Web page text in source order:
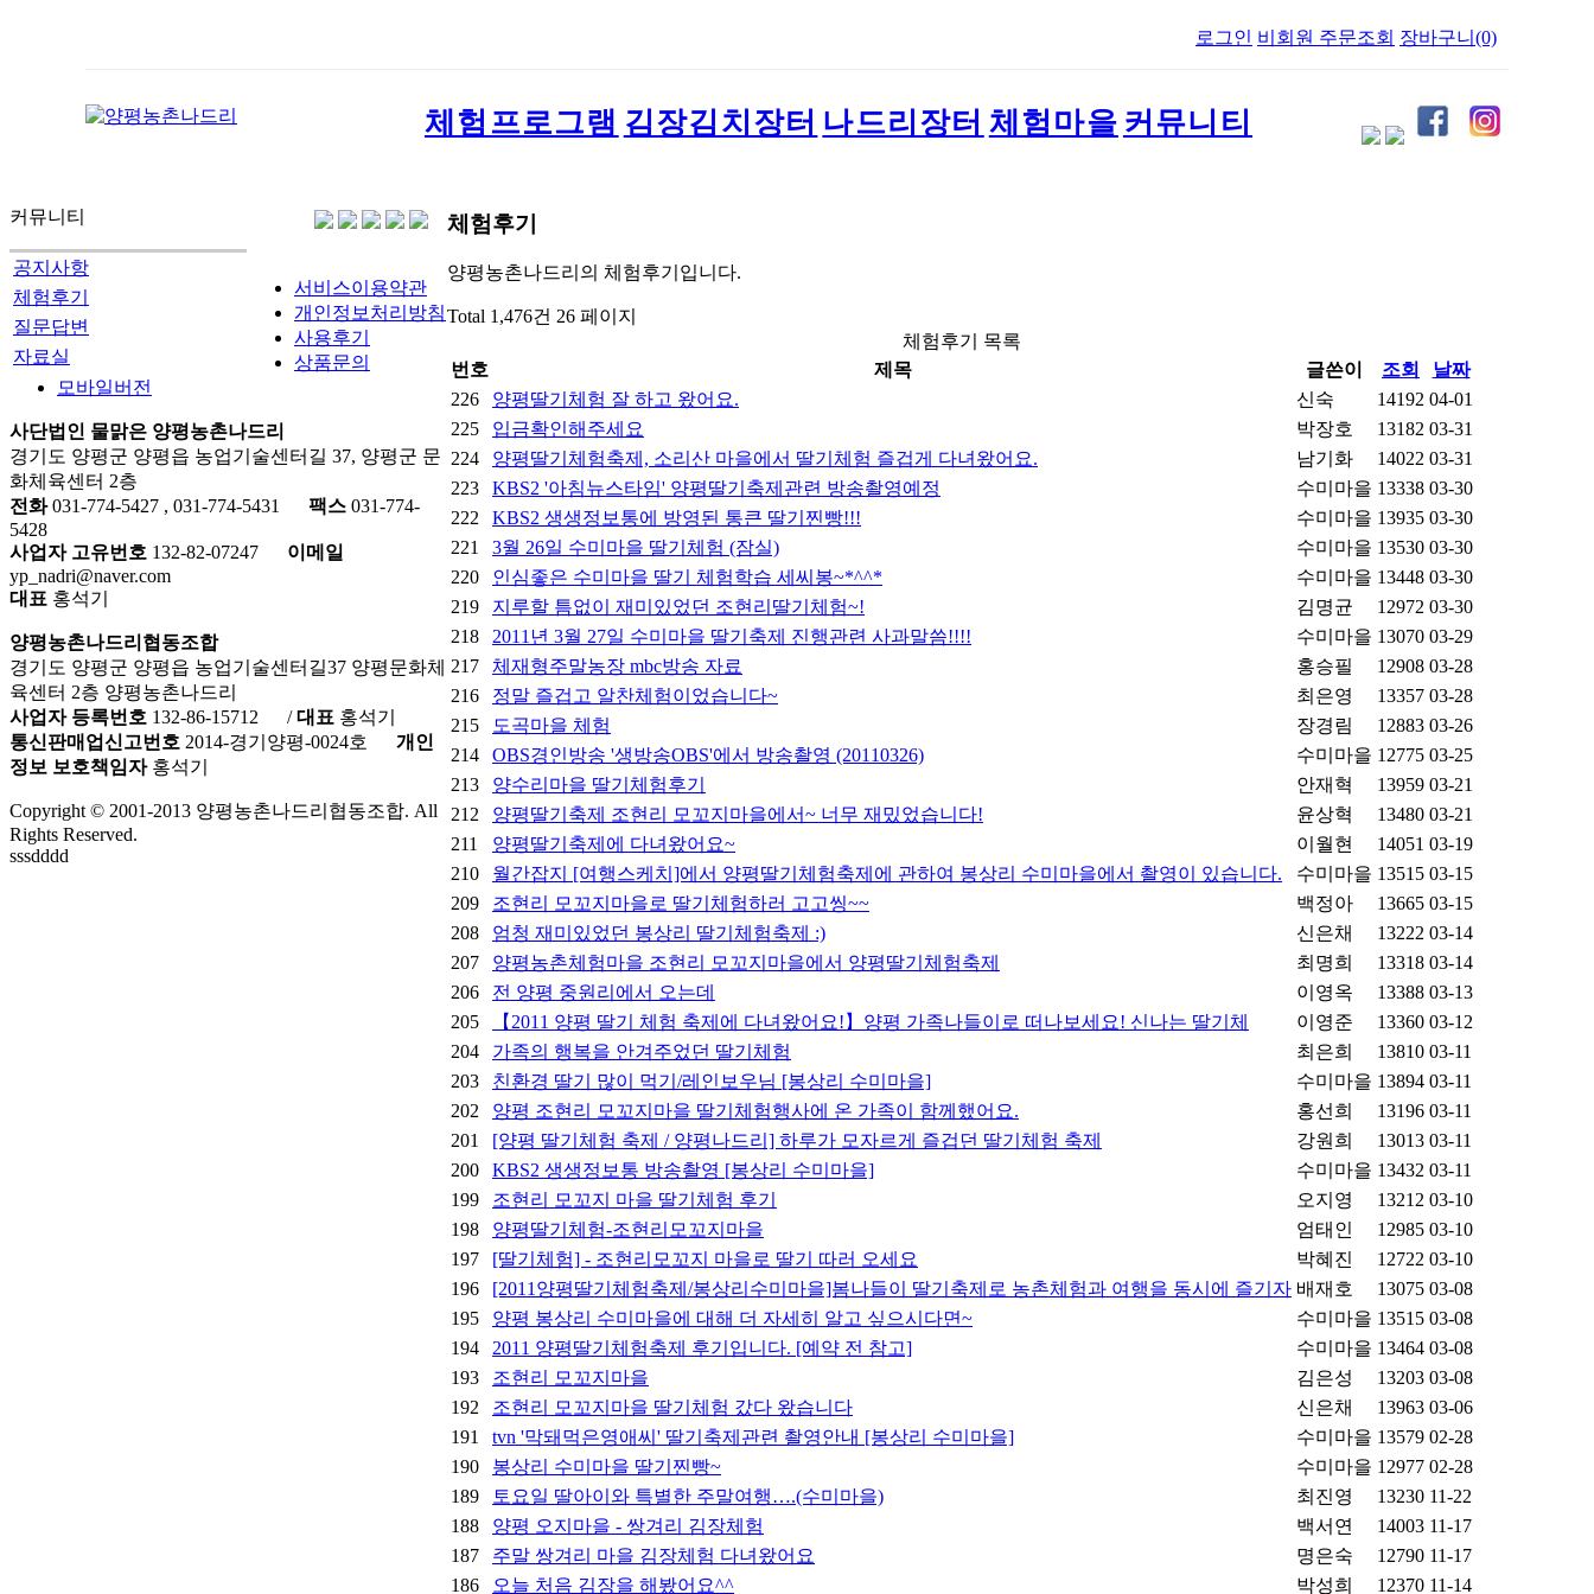
로그인 비회원 주문조회 장바구니(0)
체험프로그램 김장김치장터 나드리장터 체험마을 커뮤니티
커뮤니티
공지사항
체험후기
질문답변
자료실
체험후기
양평농촌나드리의 체험후기입니다.
Total 1,476건 26 페이지
체험후기 목록
번호
제목 글쓴이 조회
날짜
226
양평딸기체험 잘 하고 왔어요. 신숙 14192 04-01
225
입금확인해주세요 박장호 13182 03-31
224
양평딸기체험축제, 소리산 마을에서 딸기체험 즐겁게 다녀왔어요. 남기화 14022 03-31
223
KBS2 '아침뉴스타임' 양평딸기축제관련 방송촬영예정 수미마을 13338 03-30
222
KBS2 생생정보통에 방영된 통큰 딸기찐빵!!! 수미마을 13935 03-30
221
3월 26일 수미마을 딸기체험 (잠실) 수미마을 13530 03-30
220
인심좋은 수미마을 딸기 체험학습 세씨봉~*^^* 수미마을 13448 03-30
219
지루할 틈없이 재미있었던 조현리딸기체험~! 김명균 12972 03-30
218
2011년 3월 27일 수미마을 딸기축제 진행관련 사과말씀!!!! 수미마을 13070 03-29
217
체재형주말농장 mbc방송 자료 홍승필 12908 03-28
216
정말 즐겁고 알찬체험이었습니다~ 최은영 13357 03-28
215
도곡마을 체험 장경림 12883 03-26
214
OBS경인방송 '생방송OBS'에서 방송촬영 (20110326) 수미마을 12775 03-25
213
양수리마을 딸기체험후기 안재혁 13959 03-21
212
양평딸기축제 조현리 모꼬지마을에서~ 너무 재밌었습니다! 윤상혁 13480 03-21
211
양평딸기축제에 다녀왔어요~ 이월현 14051 03-19
210
월간잡지 [여행스케치]에서 양평딸기체험축제에 관하여 봉상리 수미마을에서 촬영이 있습니다. 수미마을 13515 03-15
209
조현리 모꼬지마을로 딸기체험하러 고고씽~~ 백정아 13665 03-15
208
엄청 재미있었던 봉상리 딸기체험축제 :) 신은채 13222 03-14
207
양평농촌체험마을 조현리 모꼬지마을에서 양평딸기체험축제 최명희 13318 03-14
206
전 양평 중원리에서 오는데 이영옥 13388 03-13
205
【2011 양평 딸기 체험 축제에 다녀왔어요!】양평 가족나들이로 떠나보세요! 신나는 딸기체 이영준 13360 03-12
204
가족의 행복을 안겨주었던 딸기체험 최은희 13810 03-11
203
친환경 딸기 많이 먹기/레인보우님 [봉상리 수미마을] 수미마을 13894 03-11
202
양평 조현리 모꼬지마을 딸기체험행사에 온 가족이 함께했어요. 홍선희 13196 03-11
201
[양평 딸기체험 축제 / 양평나드리] 하루가 모자르게 즐겁던 딸기체험 축제 강원희 13013 03-11
200
KBS2 생생정보통 방송촬영 [봉상리 수미마을] 수미마을 13432 03-11
199
조현리 모꼬지 마을 딸기체험 후기 오지영 13212 03-10
198
양평딸기체험-조현리모꼬지마을 엄태인 12985 03-10
197
[딸기체험] - 조현리모꼬지 마을로 딸기 따러 오세요 박혜진 12722 03-10
196
[2011양평딸기체험축제/봉상리수미마을]봄나들이 딸기축제로 농촌체험과 여행을 동시에 즐기자 배재호 13075 03-08
195
양평 봉상리 수미마을에 대해 더 자세히 알고 싶으시다면~ 수미마을 13515 03-08
194
2011 양평딸기체험축제 후기입니다. [예약 전 참고] 수미마을 13464 03-08
193
조현리 모꼬지마을 김은성 13203 03-08
192
조현리 모꼬지마을 딸기체험 갔다 왔습니다 신은채 13963 03-06
191
tvn '막돼먹은영애씨' 딸기축제관련 촬영안내 [봉상리 수미마을] 수미마을 13579 02-28
190
봉상리 수미마을 딸기찐빵~ 수미마을 12977 02-28
189
토요일 딸아이와 특별한 주말여행….(수미마을) 최진영 13230 11-22
188
양평 오지마을 - 쌍겨리 김장체험 백서연 14003 11-17
187
주말 쌍겨리 마을 김장체험 다녀왔어요 명은숙 12790 11-17
186
오늘 처음 김장을 해봤어요^^ 박성희 12370 11-14
서비스이용약관
개인정보처리방침
사용후기
상품문의
모바일버전
사단법인 물맑은 양평농촌나드리
경기도 양평군 양평읍 농업기술센터길 37, 양평군 문
화체육센터 2층
전화031-774-5427 , 031-774-5431 팩스 031-774-
5428
사업자 고유번호 132-82-07247
이메일
yp_nadri@naver.com
대표 홍석기
양평농촌나드리협동조합
경기도 양평군 양평읍 농업기술센터길37 양평문화체
육센터 2층 양평농촌나드리
사업자 등록번호 132-86-15712 /대표 홍석기
통신판매업신고번호 2014-경기양평-0024호
개인
정보 보호책임자홍석기
Copyright © 2001-2013 양평농촌나드리협동조합. All
Rights Reserved.
sssdddd